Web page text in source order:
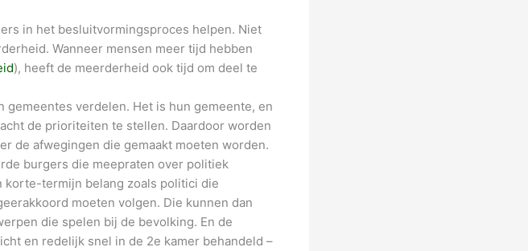
in het besluitvormingsproces helpen. Niet
Wanneer mensen meer tijd hebben
), heeft de meerderheid ook tijd om deel te
gemeentes verdelen. Het is hun gemeente, en
de prioriteiten te stellen. Daardoor worden
de afwegingen die gemaakt moeten worden.
burgers die meepraten over politiek
termijn belang zoals politici die
moeten volgen. Die kunnen dan
die spelen bij de bevolking. En de
en redelijk snel in de 2e kamer behandeld –